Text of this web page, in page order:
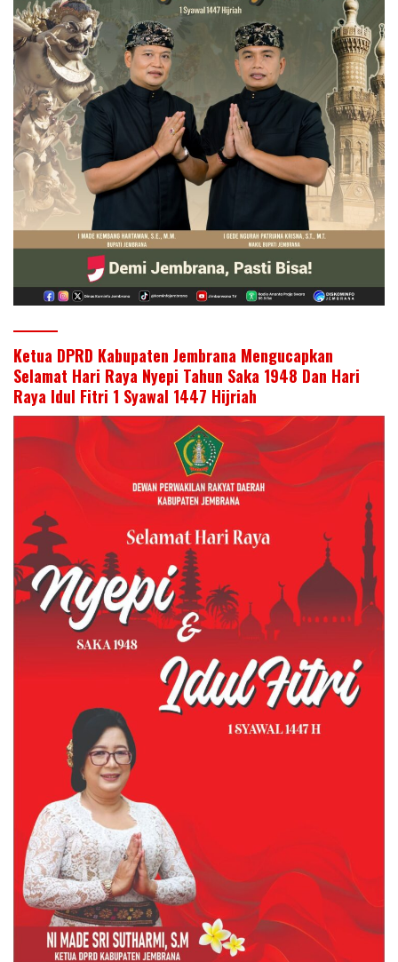
Ketua DPRD Kabupaten Jembrana Mengucapkan
Selamat Hari Raya Nyepi Tahun Saka 1948 Dan Hari
Raya Idul Fitri 1 Syawal 1447 Hijriah